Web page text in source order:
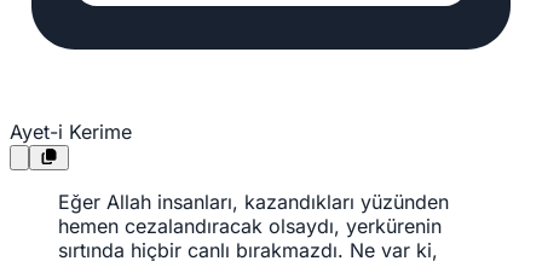
Ayet-i Kerime
Eğer Allah insanları, kazandıkları yüzünden
hemen cezalandıracak olsaydı, yerkürenin
sırtında hiçbir canlı bırakmazdı. Ne var ki,